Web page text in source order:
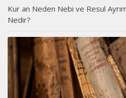
Kur an Neden Nebi ve Resul
Nedir?